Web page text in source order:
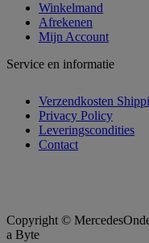
Winkelmand
Afrekenen
Mijn Account
Service en informatie
Verzendkosten
Privacy Policy
Leveringscondities
Contact
Copyright ©
a Byte